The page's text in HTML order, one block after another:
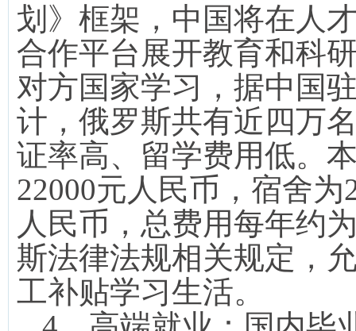
划》框架，中国将在人
合作平台展开教育和科
对方国家学习，据中国
计，俄罗斯共有近四万
证率高、留学费用低。
22000元人民币，宿舍为
人民币，总费用每年约
斯法律法规相关规定，
工补贴学习生活。